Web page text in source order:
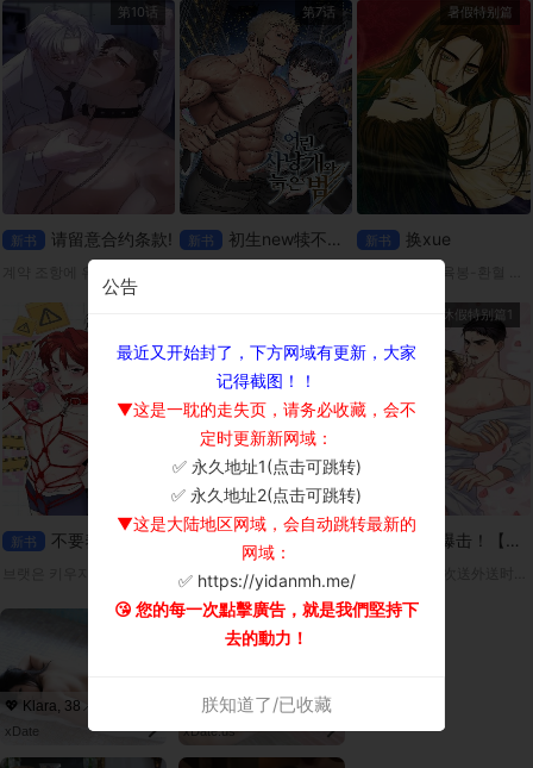
新书 请留意合约条款!
第10话
新书 初生new犊不怕old虎
第7话
新书 换xue
暑假特别篇
新书 不要养bart 我爱的老板
내가 사랑하는 보스 平台：MrBlue
奶香爆击！【无码】
休假特别篇1
xDate
💄 Nora, 56📍Columbus
xDate.us
公告
最近又开始封了，下方网域有更新，大家
记得截图！！
▼这是一耽的走失页，请务必收藏，会不
定时更新新网域：
✅ 永久地址1(点击可跳转)
✅ 永久地址2(点击可跳转)
▼这是大陆地区网域，会自动跳转最新的
网域：
✅ https://yidanmh.me/
😘 您的每一次點擊廣告，就是我們堅持下
去的動力！
朕知道了/已收藏